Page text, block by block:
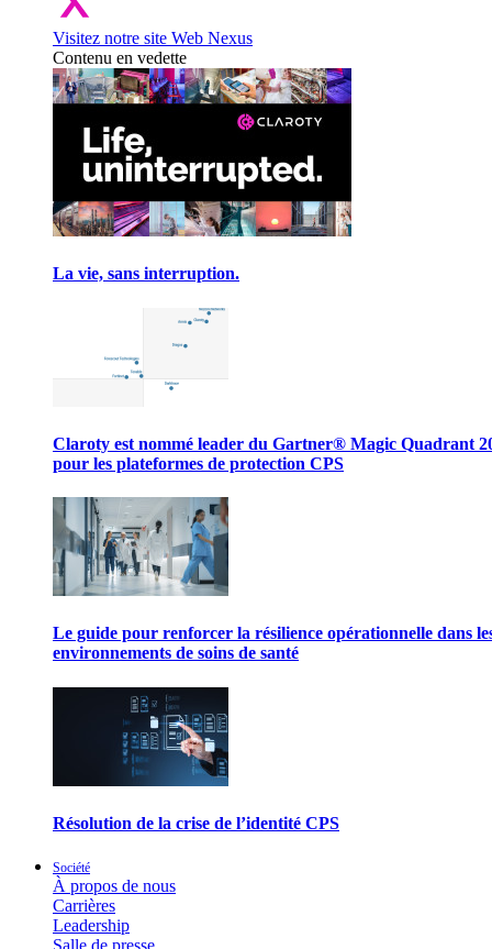
Visitez notre site Web Nexus
Contenu en vedette
La vie, sans interruption.
Claroty est nommé leader du Gartner® Magic Quadrant
pour les plateformes de protection CPS
Le guide pour renforcer la résilience opérationnelle dans
environnements de soins de santé
Résolution de la crise de l’identité CPS
Société
À propos de nous
Carrières
Leadership